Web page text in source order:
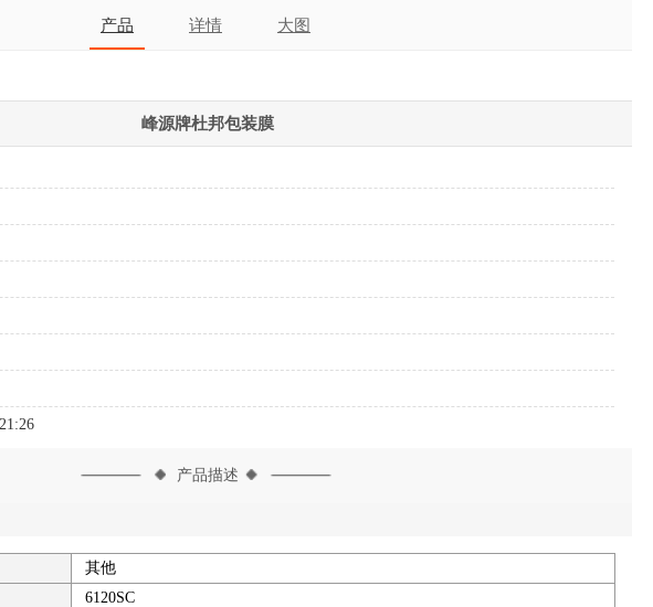
产品 详情 大图
峰源牌杜邦包装膜
产品描述
其他
6120SC